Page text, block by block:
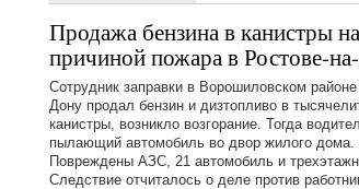
Продажа бензина в канистры
причиной пожара в Ростове-
Сотрудник заправки в Ворошиловском
Дону продал бензин и дизтопливо в
канистры, возникло возгорание. Тогда
пылающий автомобиль во двор жилого дома.
Повреждены АЗС, 21 автомобиль и
Следствие отчиталось о деле против